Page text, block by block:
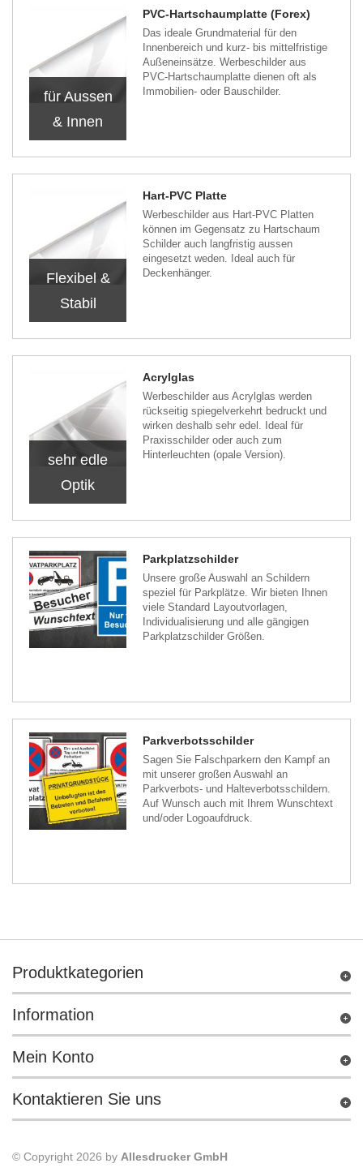
für Aussen
& Innen
PVC-Hartschaumplatte (Forex)
Das ideale Grundmaterial für den
Innenbereich und kurz- bis mittelfristige
Außeneinsätze. Werbeschilder aus
PVC-Hartschaumplatte dienen oft als
Immobilien- oder Bauschilder.
Flexibel &
Stabil
Hart-PVC Platte
Werbeschilder aus Hart-PVC Platten
können im Gegensatz zu Hartschaum
Schilder auch langfristig aussen
eingesetzt weden. Ideal auch für
Deckenhänger.
sehr edle
Optik
Acrylglas
Werbeschilder aus Acrylglas werden
rückseitig spiegelverkehrt bedruckt und
wirken deshalb sehr edel. Ideal für
Praxisschilder oder auch zum
Hinterleuchten (opale Version).
Parkplatzschilder
Unsere große Auswahl an Schildern
speziel für Parkplätze. Wir bieten Ihnen
viele Standard Layoutvorlagen,
Individualisierung und alle gängigen
Parkplatzschilder Größen.
Parkverbotsschilder
Sagen Sie Falschparkern den Kampf an
mit unserer großen Auswahl an
Parkverbots- und Halteverbotsschildern.
Auf Wunsch auch mit Ihrem Wunschtext
und/oder Logoaufdruck.
Produktkategorien
Information
Mein Konto
Kontaktieren Sie uns
© Copyright 2026 by Allesdrucker GmbH